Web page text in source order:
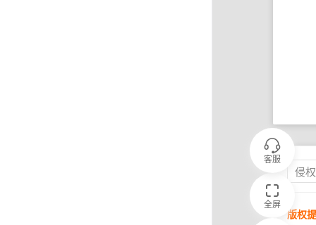
客服
全屏
侵
版权